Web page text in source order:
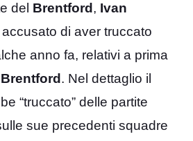
del Brentford , Ivan
di aver truccato
anno fa, relativi a prima
Brentford . Nel dettaglio il
“truccato” delle partite
sue precedenti squadre